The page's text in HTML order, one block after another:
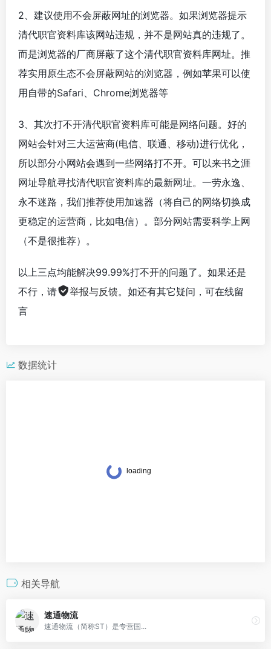
2、建议使用不会屏蔽网址的浏览器。如果浏览器提示
清代职官资料库该网站违规，并不是网站真的违规了。
而是浏览器的厂商屏蔽了这个清代职官资料库网址。推
荐实用原生态不会屏蔽网站的浏览器，例如苹果可以使
用自带的Safari、Chrome浏览器等
3、其次打不开清代职官资料库可能是网络问题。好的
网站会针对三大运营商(电信、联通、移动)进行优化，
所以部分小网站会遇到一些网络打不开。可以来书之涯
网址导航寻找清代职官资料库的最新网址。一劳永逸、
永不迷路，我们推荐使用加速器（将自己的网络切换成
更稳定的运营商，比如电信）。部分网站需要科学上网
（不是很推荐）。
以上三点均能解决99.99%打不开的问题了。如果还是
不行，请
举报与反馈。如还有其它疑问，可在线留
言
数据统计
相关导航
速通物流
速通物流（简称ST）是专营国...